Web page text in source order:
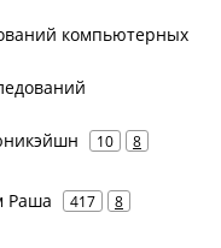
компьютерных
10 8
Раша 417 8